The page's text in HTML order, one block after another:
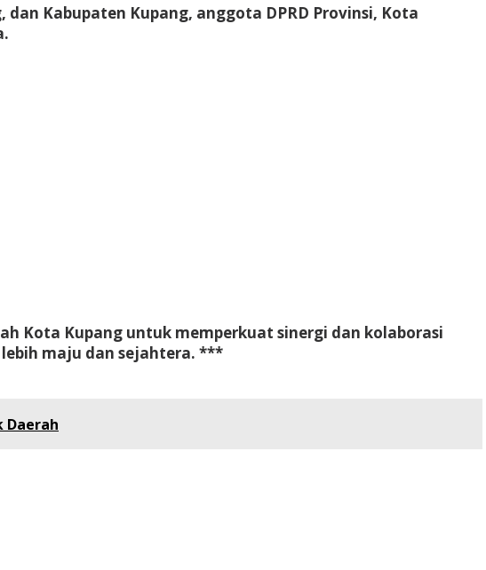
Kabupaten Kupang, anggota DPRD Provinsi, Kota
Kota Kupang untuk memperkuat sinergi dan kolaborasi
maju dan sejahtera. ***
Daerah